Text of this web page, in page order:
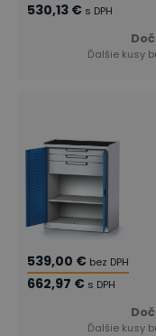
530,13 € s DPH
Ďalšie kusy
539,00 € bez DPH
662,97 € s DPH
Ďalšie kusy